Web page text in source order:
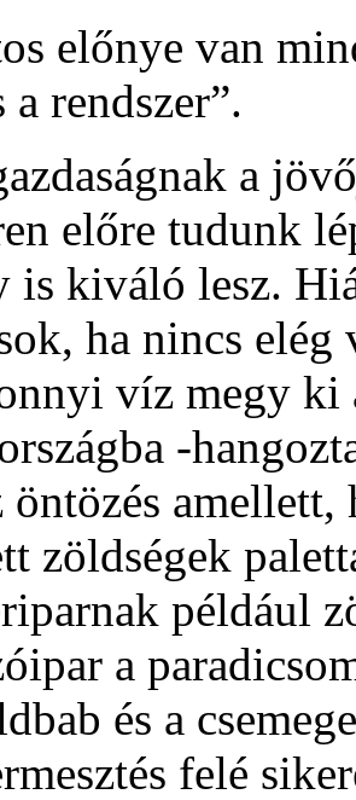
előnye van
rendszer”.
a
előre tudunk
is kiváló lesz.
ha nincs
víz megy ki
-
öntözés
zöldségek
például
a
és a
felé